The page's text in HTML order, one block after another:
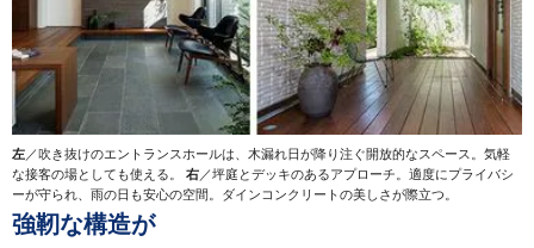
左 ／吹き抜けのエントランスホールは、木漏れ日が降り注ぐ開放的なスペース。気軽
な接客の場としても使える。 右 ／坪庭とデッキのあるアプローチ。適度にプライバシ
ーが守られ、雨の日も安心の空間。ダインコンクリートの美しさが際立つ。
強靭な構造が